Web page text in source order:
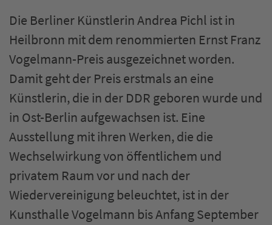
Die Berliner Künstlerin Andrea Pichl ist in
Heilbronn mit dem renommierten Ernst Franz
Vogelmann-Preis ausgezeichnet worden.
Damit geht der Preis erstmals an eine
Künstlerin, die in der DDR geboren wurde und
in Ost-Berlin aufgewachsen ist. Eine
Ausstellung mit ihren Werken, die die
Wechselwirkung von öffentlichem und
privatem Raum vor und nach der
Wiedervereinigung beleuchtet, ist in der
Kunsthalle Vogelmann bis Anfang September